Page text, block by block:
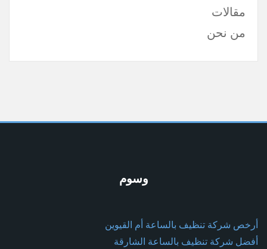
مقالات
من نحن
وسوم
أرخص شركة تنظيف بالساعة أم القيوين
أفضل شركة تنظيف بالساعة الشارقة